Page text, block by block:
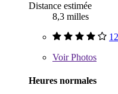
Distance estimée
8,3 milles
VoirPhotos
Heures normales